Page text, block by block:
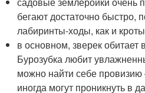
бегают достаточно быстро,
лабиринты-ходы, как и
в основном, зверек обитает
Бурозубка любит
можно найти себе
иногда могут проникнуть в